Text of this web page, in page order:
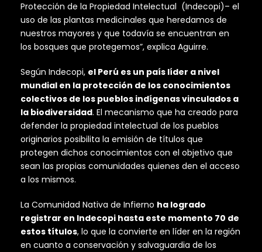
Protección de la Propiedad Intelectual (Indecopi)– el
uso de las plantas medicinales que heredamos de
nuestros mayores y que todavía se encuentran en
los bosques que protegemos”, explica Aguirre.
Según Indecopi, el Perú es un país líder a nivel
mundial en la protección de los conocimientos
colectivos de los pueblos indígenas vinculados a
la biodiversidad. El mecanismo que ha creado para
defender la propiedad intelectual de los pueblos
originarios posibilita la emisión de títulos que
protegen dichos conocimientos con el objetivo que
sean las propias comunidades quienes den el acceso
a los mismos.
La Comunidad Nativa de Infierno ha logrado
registrar en Indecopi hasta este momento 70 de
estos títulos, lo que la convierte en líder en la región
en cuanto a conservación y salvaguardia de los